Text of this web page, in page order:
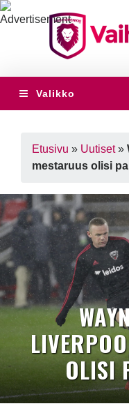
Valikko
Etusivu » Uutiset»
mestaruus olisi
OLISI